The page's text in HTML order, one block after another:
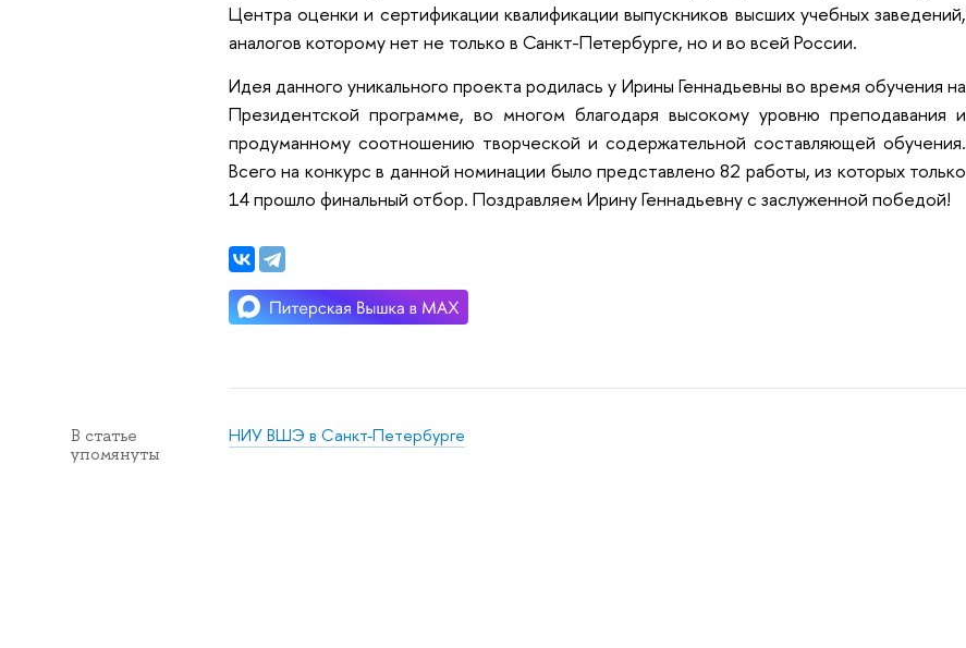
Центра оценки и сертификации квалификации выпускников высших учебных заведений,
аналогов которому нет не только в Санкт-Петербурге, но и во всей России.
Идея данного уникального проекта родилась у Ирины Геннадьевны во время обучения на
Президентской программе, во многом благодаря высокому уровню преподавания и
продуманному соотношению творческой и содержательной составляющей обучения.
Всего на конкурс в данной номинации было представлено 82 работы, из которых только
14 прошло финальный отбор. Поздравляем Ирину Геннадьевну с заслуженной победой!
В статье
упомянуты
НИУ ВШЭ в Санкт-Петербурге